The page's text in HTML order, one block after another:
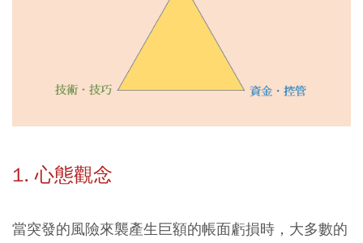
1. 心態觀念
當突發的風險來襲產生巨額的帳面虧損時，大多數的